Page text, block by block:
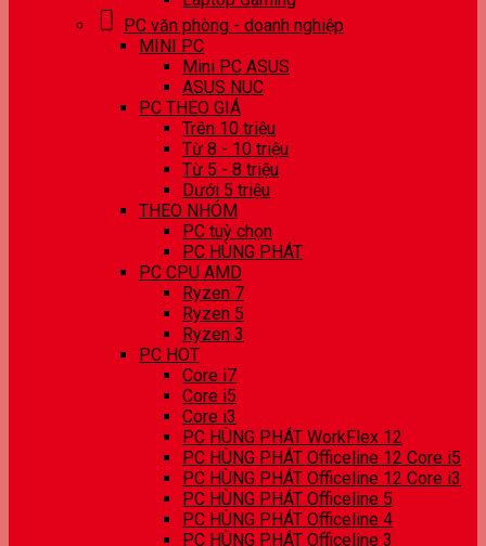
PC văn phòng - doanh nghiệp
MINI PC
Mini PC ASUS
ASUS NUC
PC THEO GIÁ
Trên 10 triệu
Từ 8 - 10 triệu
Từ 5 - 8 triệu
Dưới 5 triệu
THEO NHÓM
PC tuỳ chọn
PC HÙNG PHÁT
PC CPU AMD
Ryzen 7
Ryzen 5
Ryzen 3
PC HOT
Core i7
Core i5
Core i3
PC HÙNG PHÁT WorkFlex 12
PC HÙNG PHÁT Officeline 12 Core i5
PC HÙNG PHÁT Officeline 12 Core i3
PC HÙNG PHÁT Officeline 5
PC HÙNG PHÁT Officeline 4
PC HÙNG PHÁT Officeline 3